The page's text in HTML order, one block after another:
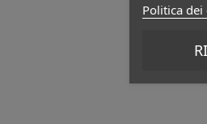
Politica dei